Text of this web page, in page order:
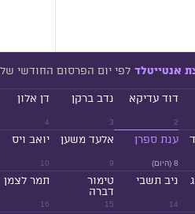
אנטייטלד לפי יום הפרסום החודשי
2
דוד עדיקא
3
נדב ברקן
4
דן אלון
8 (היום)
ענת ספרן
9
אלעד משען
10
יואב ויס
14
ניב תשבי
15
טימור
דברה
16
תמר לצמן